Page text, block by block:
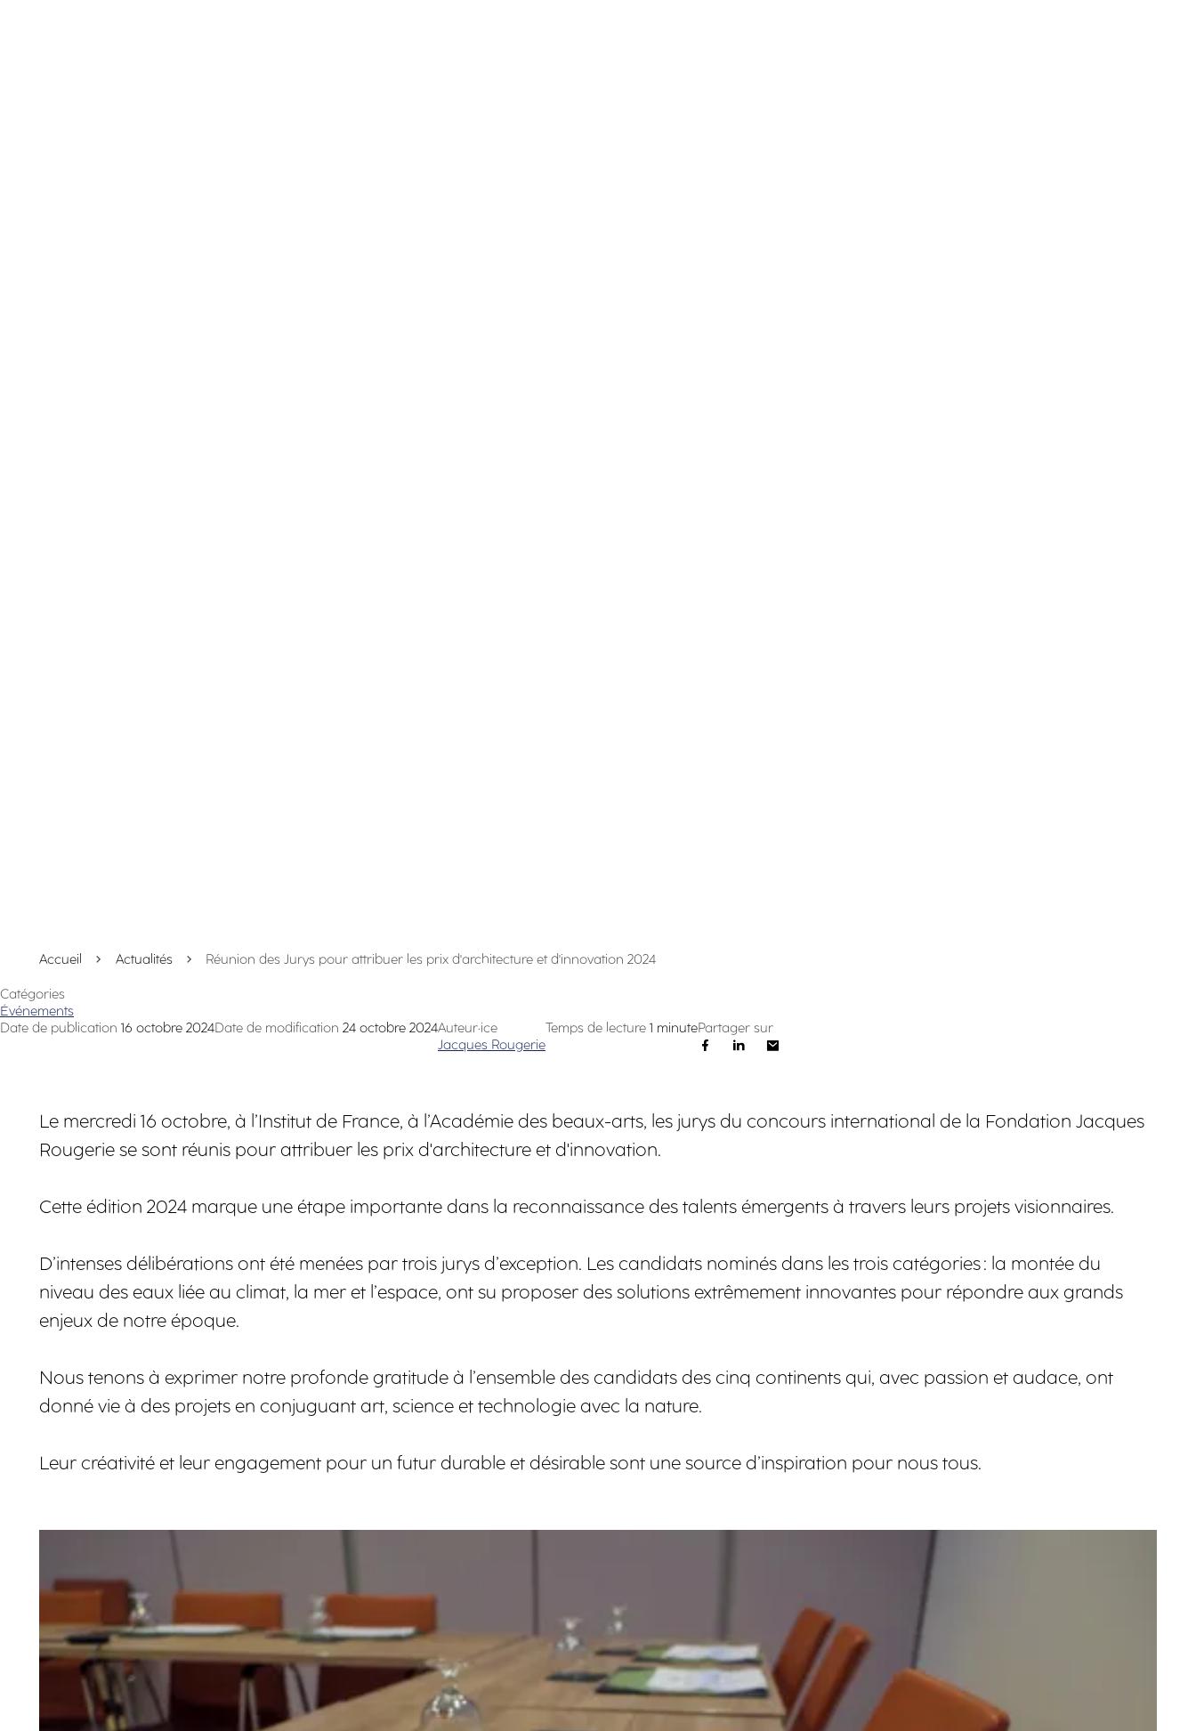
Accueil Actualités Réunion des Jurys pour attribuer les prix d'architecture et d'innovation 2024
Catégories
Événements
Date de publication 16 octobre 2024Date de modification 24 octobre 2024Auteur·ice
Jacques Rougerie
Temps de lecture 1 minutePartager sur
Le mercredi 16 octobre, à l’Institut de France, à l’Académie des beaux-arts, les jurys du concours international de la Fondation Jacques
Rougerie se sont réunis pour attribuer les prix d'architecture et d'innovation.
Cette édition 2024 marque une étape importante dans la reconnaissance des talents émergents à travers leurs projets visionnaires.
D’intenses délibérations ont été menées par trois jurys d’exception. Les candidats nominés dans les trois catégories : la montée du
niveau des eaux liée au climat, la mer et l’espace, ont su proposer des solutions extrêmement innovantes pour répondre aux grands
enjeux de notre époque.
Nous tenons à exprimer notre profonde gratitude à l’ensemble des candidats des cinq continents qui, avec passion et audace, ont
donné vie à des projets en conjuguant art, science et technologie avec la nature.
Leur créativité et leur engagement pour un futur durable et désirable sont une source d’inspiration pour nous tous.